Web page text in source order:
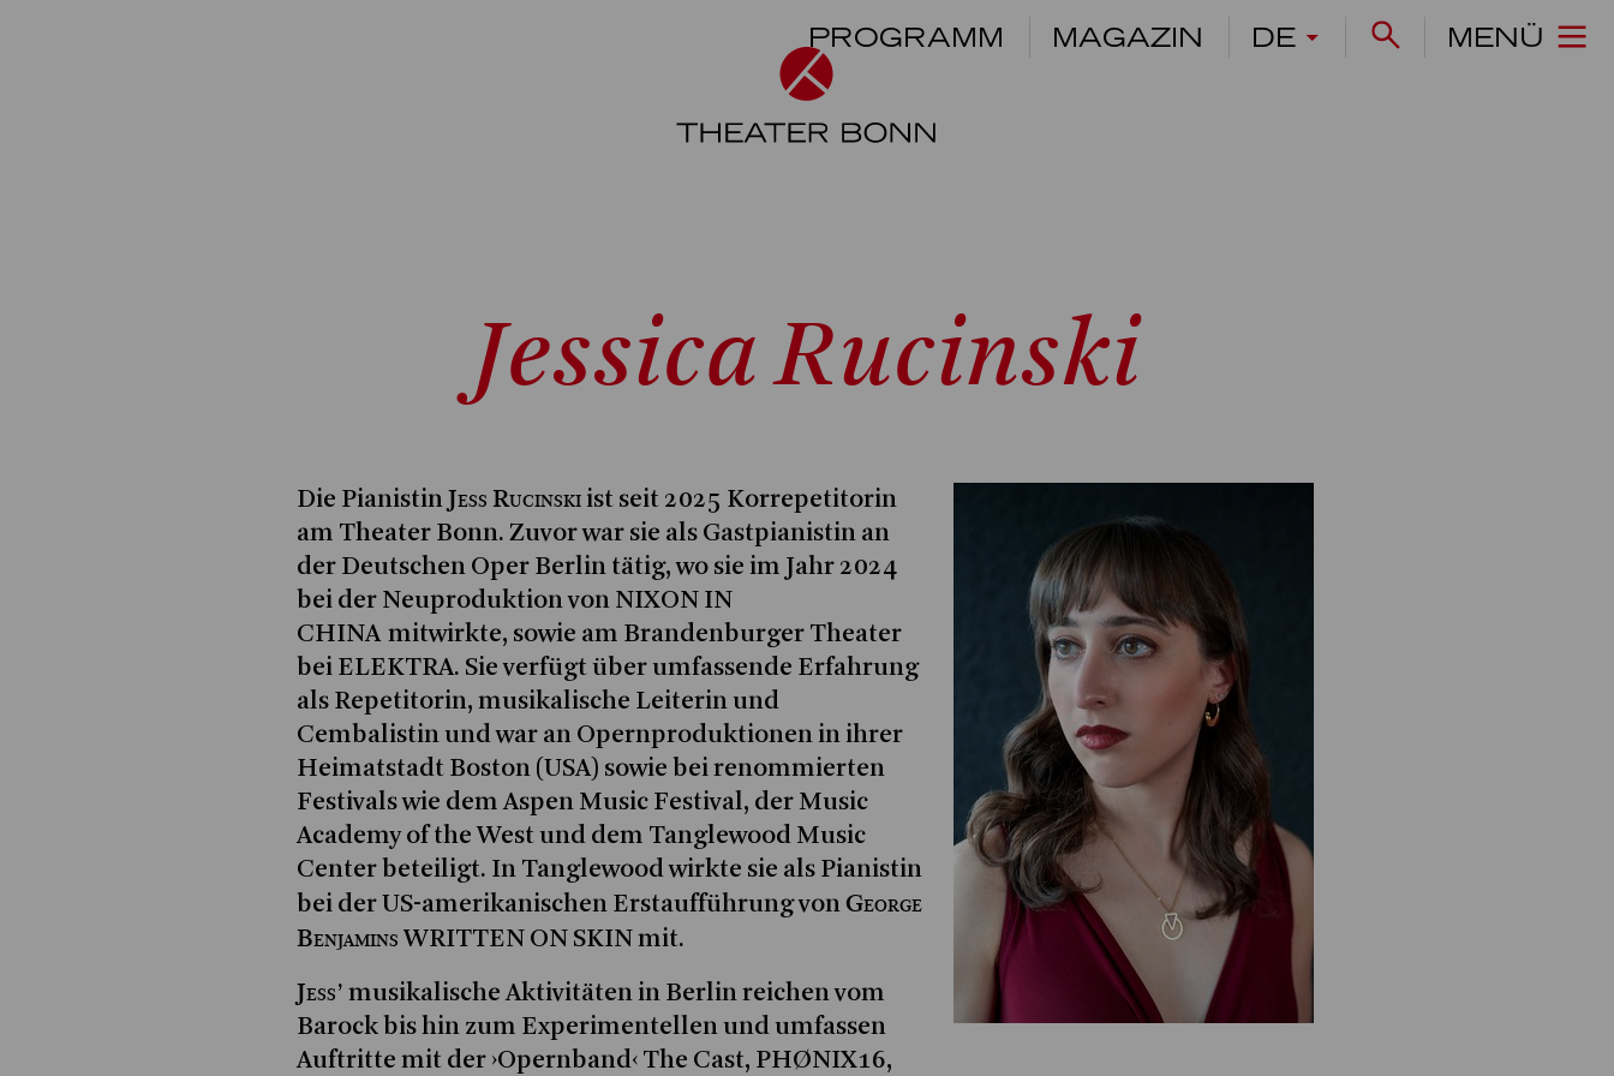
PROGRAMM MAGAZIN DE MENÜ
Jessica Rucinski
Die PianistinJess Rucinski ist seit 2025 Korrepetitorin
am Theater Bonn. Zuvor war sie als Gastpianistin an
der Deutschen Oper Berlin tätig, wo sie im Jahr 2024
bei der Neuproduktion von NIXON IN
CHINA mitwirkte, sowie am Brandenburger Theater
bei ELEKTRA. Sie verfügt über umfassende Erfahrung
als Repetitorin, musikalische Leiterin und
Cembalistin und war an Opernproduktionen in ihrer
Heimatstadt Boston (USA) sowie bei renommierten
Festivals wie dem Aspen Music Festival, der Music
Academy of the West und dem Tanglewood Music
Center beteiligt. In Tanglewood wirkte sie als Pianistin
bei der US-amerikanischen Erstaufführung vonGeorge
BenjaminsWRITTEN ON SKIN mit.
Jess’ musikalische Aktivitäten in Berlin reichen vom
Barock bis hin zum Experimentellen und umfassen
Auftritte mit der ›Opernband‹ The Cast, PHØNIX16,